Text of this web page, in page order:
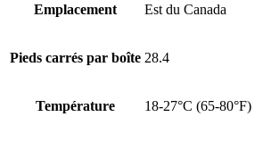
Emplacement Est du Canada
Pieds carrés par boîte 28.4
Température 18-27°C (65-80°F)